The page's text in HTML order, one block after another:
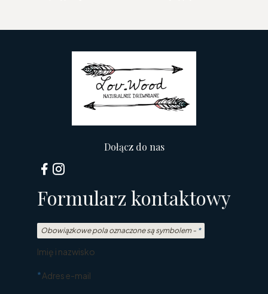
Dołącz do nas
Formularz kontaktowy
Obowiązkowe pola oznaczone są symbolem - *
Imię i nazwisko
*Adres e-mail